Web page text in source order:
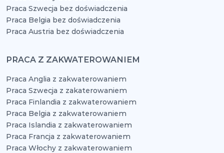
Praca Szwecja bez doświadczenia
Praca Belgia bez doświadczenia
Praca Austria bez doświadczenia
PRACA Z ZAKWATEROWANIEM
Praca Anglia z zakwaterowaniem
Praca Szwecja z zakaterowaniem
Praca Finlandia z zakwaterowaniem
Praca Belgia z zakwaterowaniem
Praca Islandia z zakwaterowaniem
Praca Francja z zakwaterowaniem
Praca Włochy z zakwaterowaniem